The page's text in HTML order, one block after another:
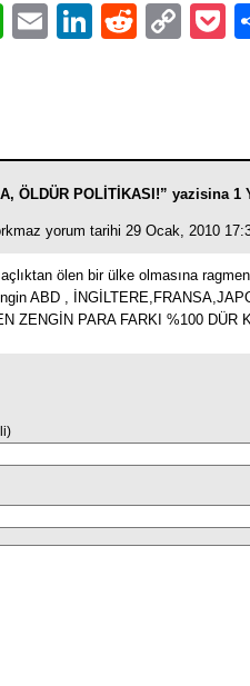
WhatsApp
EmailLinkedIn
Reddit
ÖLDÜR POLİTİKASI!” yazisina
yorum tarihi 29 Ocak, 2010
ölen bir ülke olmasına
ABD ,
ZENGİN PARA FARKI %100 DÜR